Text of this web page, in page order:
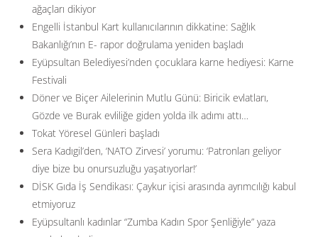
ağaçları dikiyor
Engelli İstanbul Kart kullanıcılarının dikkatine: Sağlık
Bakanlığı’nın E- rapor doğrulama yeniden başladı
Eyüpsultan Belediyesi’nden çocuklara karne hediyesi: Karne
Festivali
Döner ve Biçer Ailelerinin Mutlu Günü: Biricik evlatları,
Gözde ve Burak evliliğe giden yolda ilk adımı attı…
Tokat Yöresel Günleri başladı
Sera Kadıgil’den, ‘NATO Zirvesi’ yorumu: ‘Patronları geliyor
diye bize bu onursuzluğu yaşatıyorlar!’
DİSK Gıda İş Sendikası: Çaykur içisi arasında ayrımcılığı kabul
etmiyoruz
Eyüpsultanlı kadınlar “Zumba Kadın Spor Şenliğiyle” yaza